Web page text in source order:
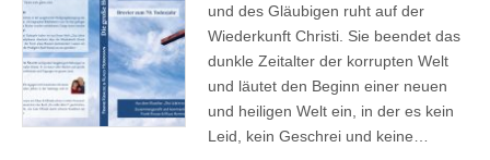
und des Gläubigen ruht auf der
Wiederkunft Christi. Sie beendet das
dunkle Zeitalter der korrupten Welt
und läutet den Beginn einer neuen
und heiligen Welt ein, in der es kein
Leid, kein Geschrei und keine…